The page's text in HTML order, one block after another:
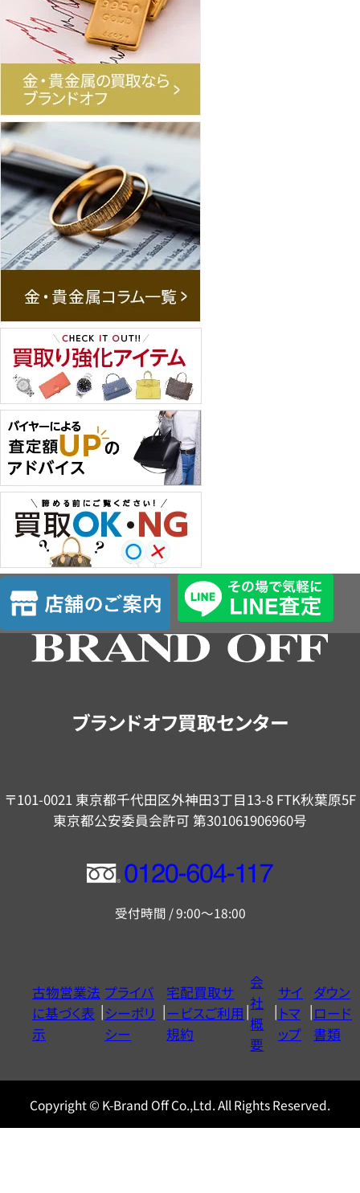
店
舗
の
ブランドオフ買取センター
〒101-0021 東京都千代田区外神田3丁目13-8 FTK秋葉原5F
東京都公安委員会許可 第301061906960号
フ
ー
ヤ
ル
0120604117
受付時間 / 9:00～18:00
古物営業法
に基づく表
示
プライバ
シーポリ
シー
宅配買取サ
ービスご利用
規約
会
社
概
要
サイ
トマ
ップ
ダウン
ロード
書類
Copyright © K-Brand Off Co.,Ltd. All Rights Reserved.